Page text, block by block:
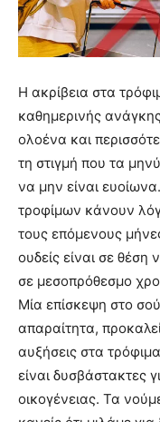
Η ακρίβεια στα
καθημερινής
ολοένα και
τη στιγμή που τα
να μην είναι
τροφίμων κάνουν
τους επόμενους
ουδείς είναι σε
σε μεσοπρόθεσμο
Μία επίσκεψη στο
απαραίτητα,
αυξήσεις στα
είναι δυσβάστακτες
οικογένειας. Τα